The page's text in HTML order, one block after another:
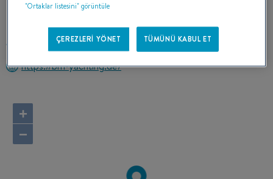
18119 ROSTOCK-HOHE DUENE
Rotayı hesapla
https://bm-yachting.de/
+
−
"Ortaklar listesini" görüntüle
ÇEREZLERİ YÖNET TÜMÜNÜ KABUL ET